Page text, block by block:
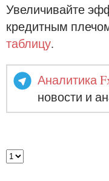
Увеличивайте
кредитным
таблицу.
Аналитика
новости и